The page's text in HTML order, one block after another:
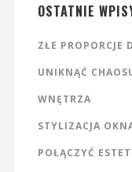
OSTATNIE
ZŁE PROPORCJE
UNIKNĄĆ
WNĘTRZA
STYLIZACJA
POŁĄCZYĆ